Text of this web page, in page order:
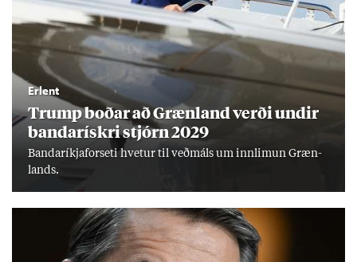
Erlent
Trump boð­ar að Græn­land verði und­ir
banda­rískri stjórn 2029
Banda­ríkja­for­seti hvet­ur til veð­máls um inn­limun Græn­
lands.